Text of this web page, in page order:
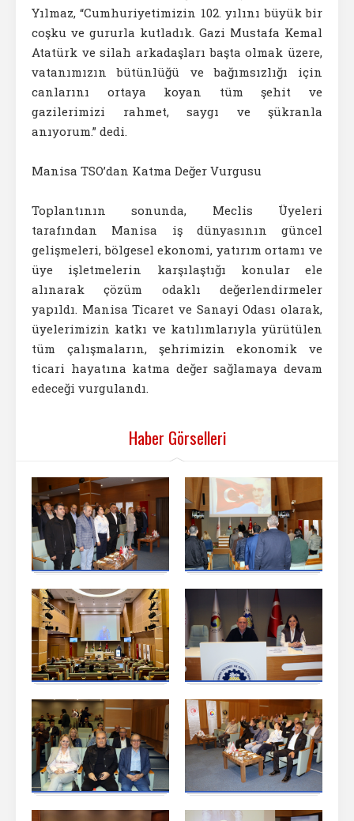
Yılmaz, “Cumhuriyetimizin 102. yılını büyük bir
coşku ve gururla kutladık. Gazi Mustafa Kemal
Atatürk ve silah arkadaşları başta olmak üzere,
vatanımızın bütünlüğü ve bağımsızlığı için
canlarını ortaya koyan tüm şehit ve
gazilerimizi rahmet, saygı ve şükranla
anıyorum.” dedi.
Manisa TSO’dan Katma Değer Vurgusu
Toplantının sonunda, Meclis Üyeleri
tarafından Manisa iş dünyasının güncel
gelişmeleri, bölgesel ekonomi, yatırım ortamı ve
üye işletmelerin karşılaştığı konular ele
alınarak çözüm odaklı değerlendirmeler
yapıldı. Manisa Ticaret ve Sanayi Odası olarak,
üyelerimizin katkı ve katılımlarıyla yürütülen
tüm çalışmaların, şehrimizin ekonomik ve
ticari hayatına katma değer sağlamaya devam
edeceği vurgulandı.
Haber Görselleri